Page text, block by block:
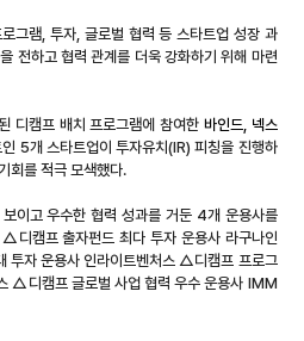
그램, 투자, 글로벌 협력 등 스타트업 성장 과
전하고 협력 관계를 더욱 강화하기 위해 마련
디캠프 배치 프로그램에 참여한 바인드, 넥스
5개 스타트업이 투자유치(IR) 피칭을 진행하
회를 적극 모색했다.
이고 우수한 협력 성과를 거둔 4개 운용사를
디캠프 출자펀드 최다 투자 운용사 라구나인
투자 운용사 인라이트벤처스 △디캠프 프로그
△디캠프 글로벌 사업 협력 우수 운용사 IMM